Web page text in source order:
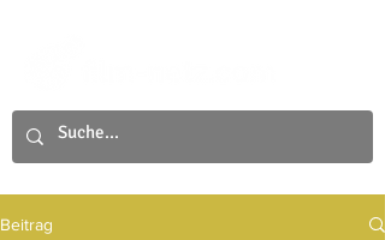
Beitrag